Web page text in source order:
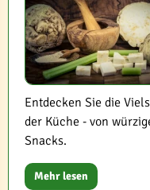
Entdecken Sie die
der Küche - von
Snacks.
Mehr lesen